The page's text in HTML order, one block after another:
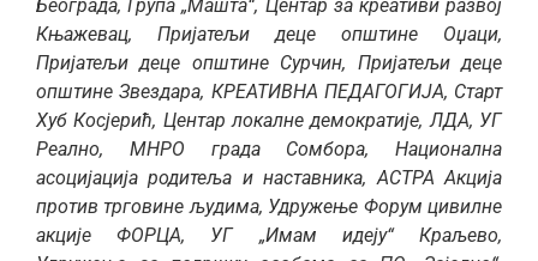
Београда, Група „Машта“, Центар за креативи развој
Књажевац, Пријатељи деце општине Оџаци,
Пријатељи деце општине Сурчин, Пријатељи деце
општине Звездара, КРЕАТИВНА ПЕДАГОГИЈА, Старт
Хуб Косјерић, Центар локалне демократије, ЛДА, УГ
Реално, МНРО града Сомбора, Национална
асоцијација родитеља и наставника, АСТРА Акција
против трговине људима, Удружење Форум цивилне
акције ФОРЦА, УГ „Имам идеју“ Краљево,